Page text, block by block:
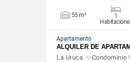
55 m²
1
Apartamento
ALQUILER DE
La Uruca ✨Condominio